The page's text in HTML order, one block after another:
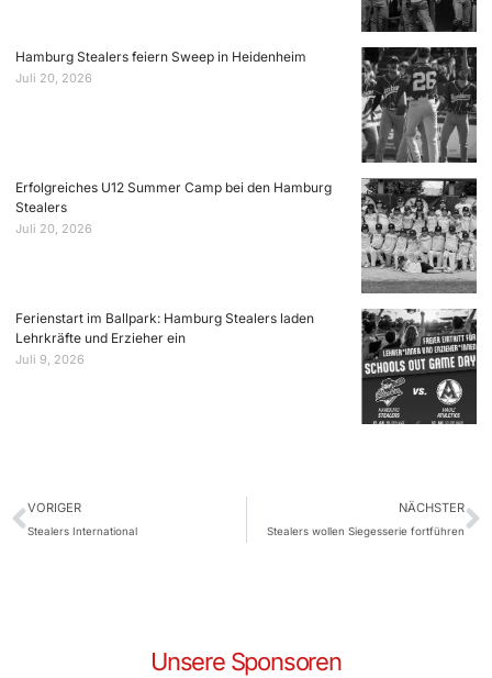
Hamburg Stealers feiern Sweep in Heidenheim
Juli 20, 2026
Erfolgreiches U12 Summer Camp bei den Hamburg
Stealers
Juli 20, 2026
Ferienstart im Ballpark: Hamburg Stealers laden
Lehrkräfte und Erzieher ein
Juli 9, 2026
VORIGER
Stealers International
NÄCHSTER
Stealers wollen Siegesserie fortführen
Unsere Sponsoren